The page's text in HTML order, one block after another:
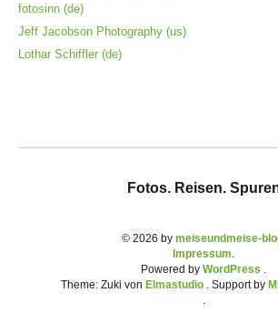
fotosinn (de)
Jeff Jacobson Photography (us)
Lothar Schiffler (de)
Fotos. Reisen.
© 2026 by meiseundmeise-
Impressum
Powered by WordPress
Theme: Zuki von Elmastudio . Support by